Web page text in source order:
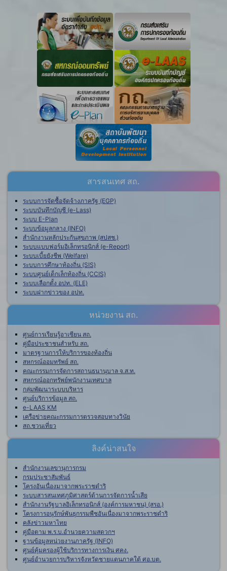
สารสนเทศ สถ.
ระบบการจัดซื้อจัดจ้างภาครัฐ (EGP)
ระบบบันทึกบัญชี (e-Lass)
ระบบ E-Plan
ระบบข้อมูลกลาง (INFO)
สำนักงานหลักประกันสุขภาพ (สปสช.)
ระบบแบบฟอร์มอิเล็กทรอนิกส์ (e-Report)
ระบบเบี้ยยังชีพ (Welfare)
ระบบการศึกษาท้องถิ่น (SIS)
ระบบศูนย์เด็กเล็กท้องถิ่น (CCIS)
ระบบเลือกตั้ง อปท. (ELE)
ระบบฝากข่าวของ อปท.
หน่วยงาน สถ.
ศูนย์การเรียนรู้อาเซียน สถ.
คู่มือประชาชนสำหรับ สถ.
มาตรฐานการให้บริการของท้องถิ่น
สหกรณ์ออมทรัพย์ สถ.
คณะกรรมการจัดการสถานธนานุบาล จ.ส.ท.
สหกรณ์ออกทรัพย์พนักงานเทศบาล
กลุ่มพัฒนาระบบบริหาร
ศูนย์บริการข้อมูล สถ.
e-LAAS KM
เครือข่ายคณะกรรมการตรวจสอบทางวินัย
สถ.ชวนเที่ยว
ลิงค์น่าสนใจ
สำนักงานเลขานุการกรม
กรมประชาสัมพันธ์
โครงอันเนื่องมาจากพระราชดำริ
ระบบสารสนเทศภูมิศาสตร์ด้านการจัดการน้ำเสีย
สำนักงานรัฐบาลอิเล็กทรอนิกส์ (องค์การมหาชน) (สรอ.)
โครงการอนุรักษ์พันธุกรรมพืชอันเนื่องมาจากพระราชดำริ
คลังข่าวมหาไทย
คู่มือตาม พ.ร.บ.อำนวยความสดวกฯ
ฐานข้อมูลหน่วยงานภาครัฐ (INFO)
ศูนย์คุ้มครองผู้ใช้บริการทางการเงิน ศคง.
ศูนย์อำนวยการบริหารจังหวัดชายแดนภาคใต้ ศอ.บต.